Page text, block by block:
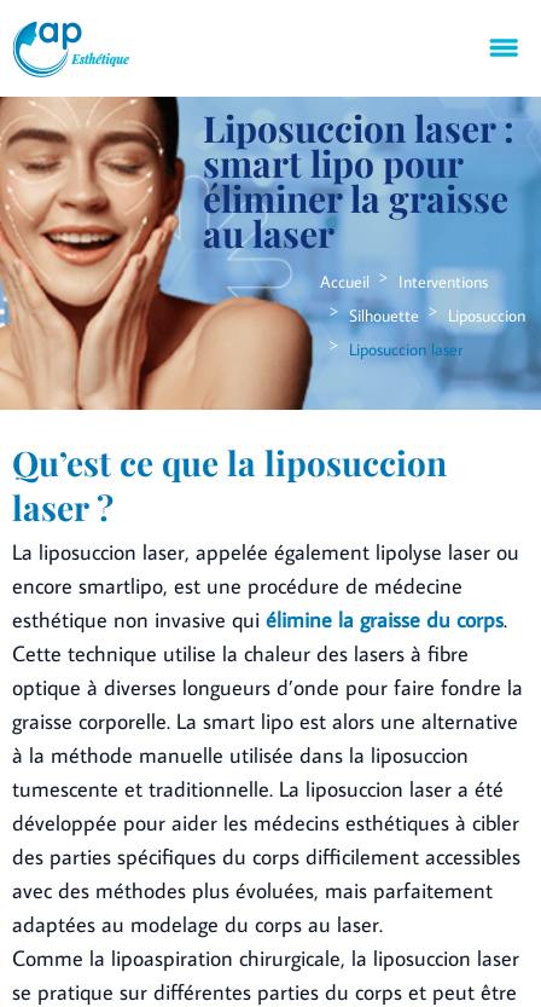
Liposuccion laser :
smart lipo pour
éliminer la graisse
au laser
Accueil
Interventions
Silhouette
Liposuccion
Liposuccion laser
Qu’est ce que la liposuccion
laser ?
La liposuccion laser, appelée également lipolyse laser ou
encore smartlipo, est une procédure de médecine
esthétique non invasive qui élimine la graisse du corps.
Cette technique utilise la chaleur des lasers à fibre
optique à diverses longueurs d’onde pour faire fondre la
graisse corporelle. La smart lipo est alors une alternative
à la méthode manuelle utilisée dans la liposuccion
tumescente et traditionnelle. La liposuccion laser a été
développée pour aider les médecins esthétiques à cibler
des parties spécifiques du corps difficilement accessibles
avec des méthodes plus évoluées, mais parfaitement
adaptées au modelage du corps au laser.
Comme la lipoaspiration chirurgicale, la liposuccion laser
se pratique sur différentes parties du corps et peut être